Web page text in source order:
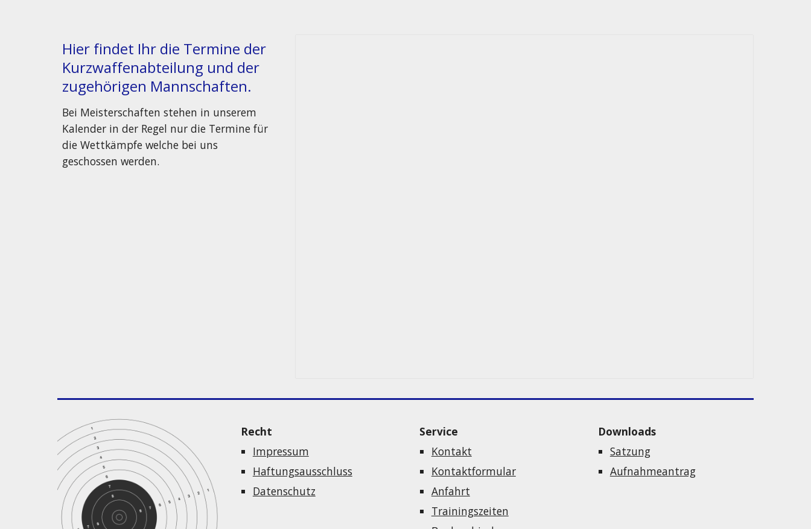
Hier findet Ihr die Termine der
Kurzwaffenabteilung und der
zugehörigen Mannschaften.
Bei Meisterschaften stehen in unserem
Kalender in der Regel nur die Termine für
die Wettkämpfe welche bei uns
geschossen werden.
Recht
Impressum
Haftungsausschluss
Datenschutz
Service
Kontakt
Kontaktformular
Anfahrt
Trainingszeiten
Downloads
Satzung
Aufnahmeantrag